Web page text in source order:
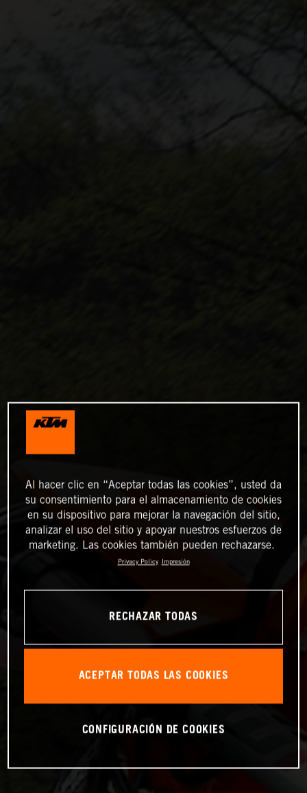
Al hacer clic en “Aceptar todas las cookies”, usted da
su consentimiento para el almacenamiento de cookies
en su dispositivo para mejorar la navegación del sitio,
analizar el uso del sitio y apoyar nuestros esfuerzos de
marketing. Las cookies también pueden rechazarse.
Privacy Policy Impresión
RECHAZAR TODAS
ACEPTAR TODAS LAS COOKIES
CONFIGURACIÓN DE COOKIES